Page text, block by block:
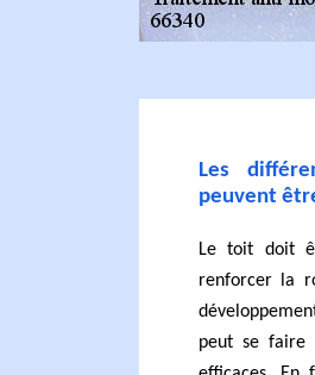
Les
peuvent
Le toit doit
renforcer la
peut se faire